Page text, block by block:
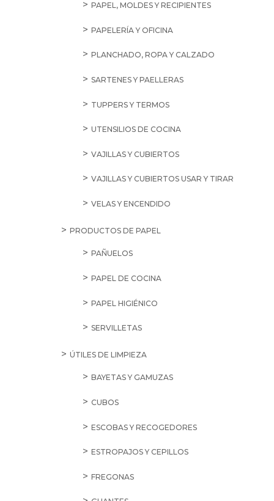
PAPEL, MOLDES Y RECIPIENTES
PAPELERÍA Y OFICINA
PLANCHADO, ROPA Y CALZADO
SARTENES Y PAELLERAS
TUPPERS Y TERMOS
UTENSILIOS DE COCINA
VAJILLAS Y CUBIERTOS
VAJILLAS Y CUBIERTOS USAR Y TIRAR
VELAS Y ENCENDIDO
PRODUCTOS DE PAPEL
PAÑUELOS
PAPEL DE COCINA
PAPEL HIGIÉNICO
SERVILLETAS
ÚTILES DE LIMPIEZA
BAYETAS Y GAMUZAS
CUBOS
ESCOBAS Y RECOGEDORES
ESTROPAJOS Y CEPILLOS
FREGONAS